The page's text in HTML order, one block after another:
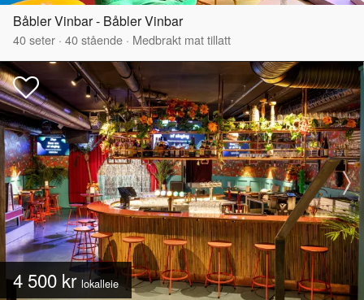
Båbler Vinbar - Båbler Vinbar
40seter · 40stående · Medbrakt mat tillatt
4 500 krlokalleie